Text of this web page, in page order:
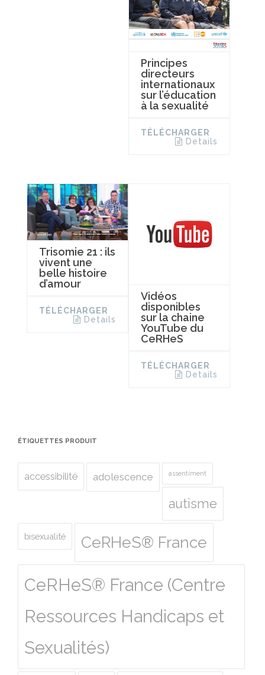
Principes
directeurs
internationaux
sur l’éducation
à la sexualité
TÉLÉCHARGER
Details
Trisomie 21 : ils
vivent une
belle histoire
d’amour
TÉLÉCHARGER
Details
Vidéos
disponibles
sur la chaine
YouTube du
CeRHeS
TÉLÉCHARGER
Details
ÉTIQUETTES PRODUIT
accessibilité adolescence assentiment
autisme
bisexualité CeRHeS® France
CeRHeS® France (Centre
Ressources Handicaps et
Sexualités)